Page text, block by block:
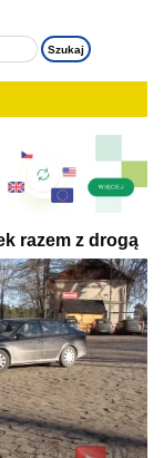
razem z drogą